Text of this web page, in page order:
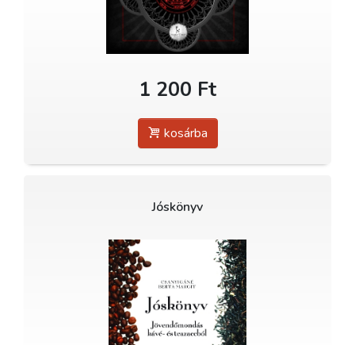
1 200 Ft
kosárba
Jóskönyv